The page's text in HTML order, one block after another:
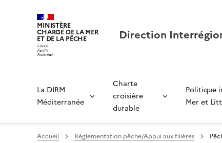
MINISTÈRE
CHARGÉ DE LA MER
ET DE LA PÊCHE Direction
La DIRM
Méditerranée
Charte
croisière
durable
Politique
Mer et
Accueil Réglementation pêche/Appui aux filières